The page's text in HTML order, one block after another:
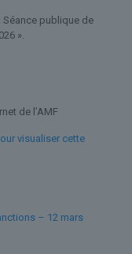
Séance publique de
».
de l’AMF
visualiser cette
– 12 mars